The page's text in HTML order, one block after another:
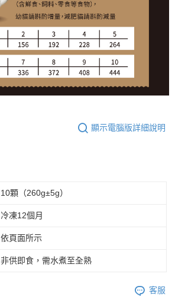
顯示電腦版詳細說明
10顆（260g±5g）
冷凍12個月
依頁面所示
非供即食，需水煮至全熟
客服